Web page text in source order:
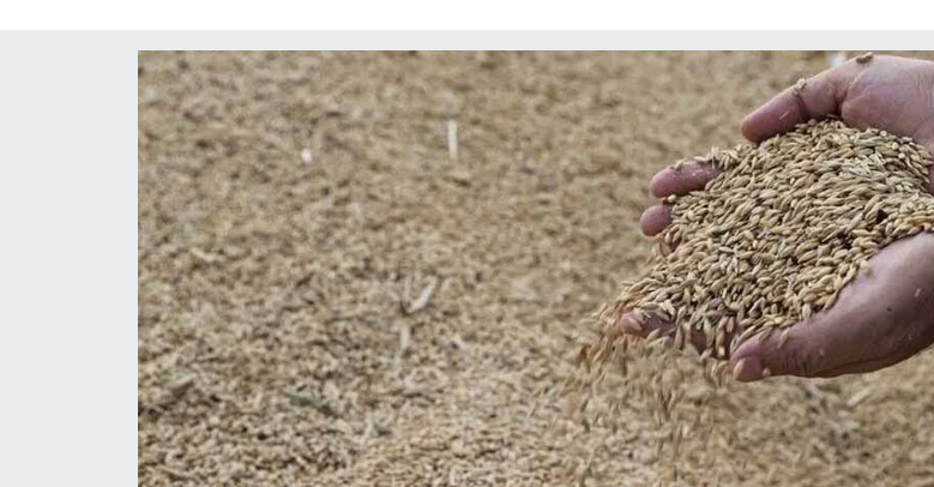
DÜNYA
EĞİTİM
EKONOMİ
Eleman
En çok konuşulanlar